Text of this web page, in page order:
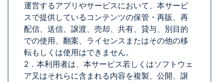
運営するアプリやサービスにおいて、本サービ
スで提供しているコンテンツの保管・再販、再
配信、送信、譲渡、売却、共有、貸与、別目的
での使用、翻案、ライセンスまたはその他の移
転もしくは使用はできません。
2．本利用者は、本サービス若しくはソフトウェ
ア又はそれらに含まれる内容を複製、公開、譲